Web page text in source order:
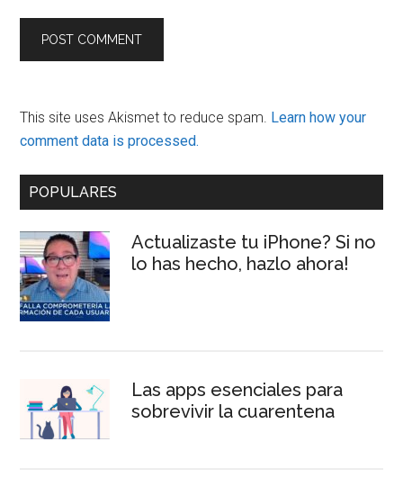
This site uses Akismet to reduce spam. Learn how your
comment data is processed.
Primary
POPULARES
Actualizaste tu iPhone? Si no
lo has hecho, hazlo ahora!
Las apps esenciales para
sobrevivir la cuarentena